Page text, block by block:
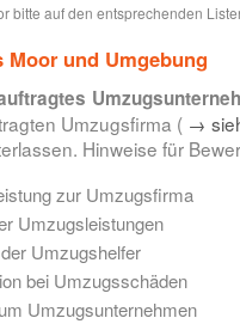
bitte auf den entsprechenden
und Umgebung
Umzugsfirma ( →
Hinweise für
zur Umzugsfirma
Umzugsleistungen
Umzugshelfer
bei Umzugsschäden
Umzugsunternehmen